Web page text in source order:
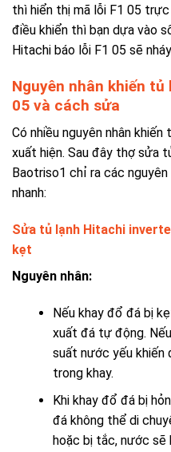
thì hiển thị mã lỗi F1 05
điều khiển thì bạn dựa vào
Hitachi báo lỗi F1 05 sẽ
Nguyên nhân khiến
05 và cách sửa
Có nhiều nguyên nhân
xuất hiện. Sau đây thợ sửa
Baotriso1 chỉ ra các
nhanh:
Sửa tủ lạnh Hitachi
kẹt
Nguyên nhân:
Nếu khay đổ đá bị
xuất đá tự động.
suất nước yếu khiến
trong khay.
Khi khay đổ đá bị
đá không thể di
hoặc bị tắc, nước sẽ